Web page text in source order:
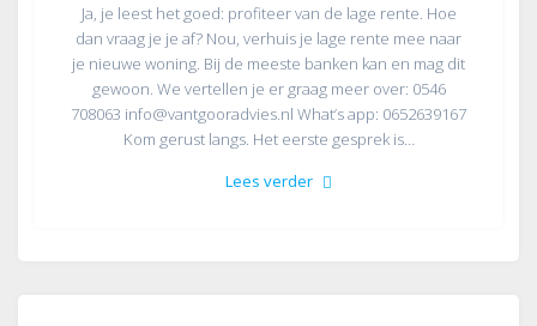
Ja, je leest het goed: profiteer van de lage rente. Hoe
dan vraag je je af? Nou, verhuis je lage rente mee naar
je nieuwe woning. Bij de meeste banken kan en mag dit
gewoon. We vertellen je er graag meer over: 0546
708063 info@vantgooradvies.nl What’s app: 0652639167
Kom gerust langs. Het eerste gesprek is…
Lees verder